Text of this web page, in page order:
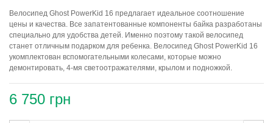
Велосипед Ghost PowerKid 16 предлагает идеальное соотношение
цены и качества. Все запатентованные компоненты байка разработаны
специально для удобства детей. Именно поэтому такой велосипед
станет отличным подарком для ребенка. Велосипед Ghost PowerKid 16
укомплектован вспомогательными колесами, которые можно
демонтировать, 4-мя светоотражателями, крылом и подножкой.
6 750 грн